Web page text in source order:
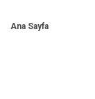
Ana Sayfa